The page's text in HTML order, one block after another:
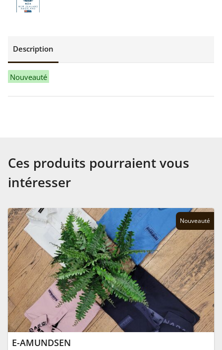
Description
Nouveauté
Ces produits pourraient vous
intéresser
Nouveauté
E-AMUNDSEN